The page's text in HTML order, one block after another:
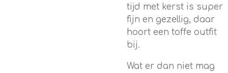
tijd met kerst is super
fijn en gezellig, daar
hoort een toffe outfit
bij.
Wat er dan niet mag